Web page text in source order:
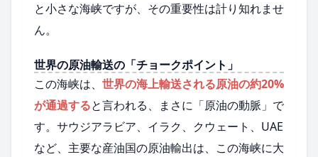
と小さな海峡ですが、その重要性は計り知れませ
ん。
世界の原油輸送の「チョークポイント」
この海峡は、 世界の海上輸送される原油の約20%
が通過すると言われる、まさに「原油の動脈」で
す。サウジアラビア、イラク、クウェート、UAE
など、主要な産油国の原油輸出は、この海峡に大